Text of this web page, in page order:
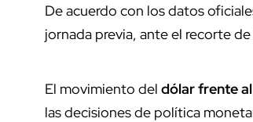
De acuerdo con los datos
jornada previa, ante el recorte de
El movimiento del dólar frente
las decisiones de política